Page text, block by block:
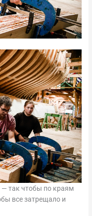
так чтобы по краям
все затрещало и